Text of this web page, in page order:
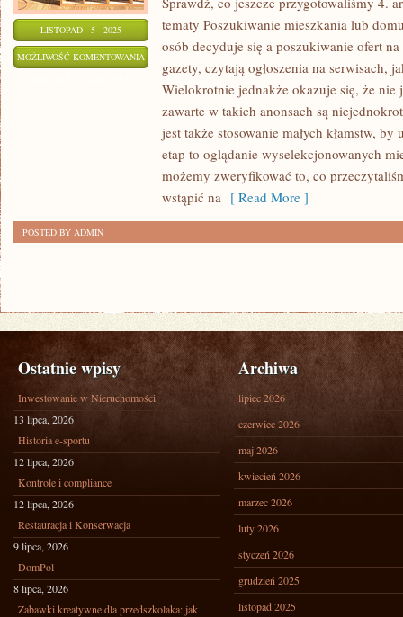
LISTOPAD - 5 - 2025
MOŻLIWOŚĆ KOMENTOWANIA
KAŻDYM
POMIESZCZENIE
tematy Poszukiwanie mieszkania lub
osób decyduje się a poszukiwanie ofert
gazety, czytają ogłoszenia na serwisach,
Wielokrotnie jednakże okazuje się, że nie
zawarte w takich anonsach są
jest także stosowanie małych kłamstw,
etap to oglądanie wyselekcjonowanych
możemy zweryfikować to, co
wstąpić na [ Read More ]
POSTED BY ADMIN
Ostatnie wpisy
Inwestowanie w Nieruchomości
13 lipca, 2026
Historia e-sportu
12 lipca, 2026
Kontrole i compliance
12 lipca, 2026
Restauracja i Konserwacja
9 lipca, 2026
DomPol
8 lipca, 2026
Zabawki kreatywne dla przedszkolaka: jak
Archiwa
lipiec 2026
czerwiec 2026
maj 2026
kwiecień 2026
marzec 2026
luty 2026
styczeń 2026
grudzień 2025
listopad 2025